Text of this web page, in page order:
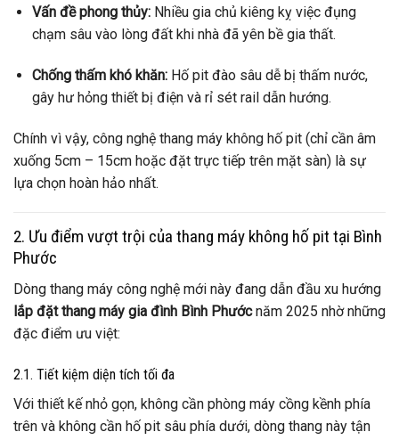
Vấn đề phong thủy:Nhiều gia chủ kiêng kỵ việc đụng
chạm sâu vào lòng đất khi nhà đã yên bề gia thất.
Chống thấm khó khăn:Hố pit đào sâu dễ bị thấm nước,
gây hư hỏng thiết bị điện và rỉ sét rail dẫn hướng.
Chính vì vậy, công nghệ thang máy không hố pit (chỉ cần âm
xuống 5cm – 15cm hoặc đặt trực tiếp trên mặt sàn) là sự
lựa chọn hoàn hảo nhất.
2. Ưu điểm vượt trội của thang máy không hố pit tại Bình
Phước
Dòng thang máy công nghệ mới này đang dẫn đầu xu hướng
lắp đặt thang máy gia đình Bình Phướcnăm 2025 nhờ những
đặc điểm ưu việt:
2.1. Tiết kiệm diện tích tối đa
Với thiết kế nhỏ gọn, không cần phòng máy cồng kềnh phía
trên và không cần hố pit sâu phía dưới, dòng thang này tận